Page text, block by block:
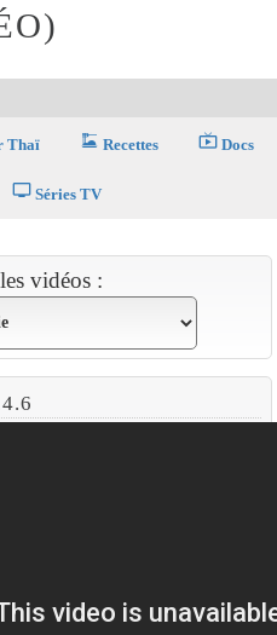
Thaï dinner_dining Recettes live_tv Docs
tv Séries TV
vidéos :